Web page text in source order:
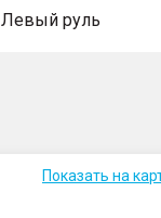
Левый руль
Показать на